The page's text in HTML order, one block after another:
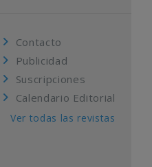
Contacto
Publicidad
Suscripciones
Calendario Editorial
Ver todas las revistas